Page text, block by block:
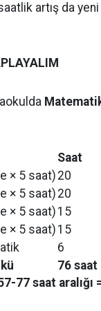
artış da
Saat
× 5 saat) 20
× 5 saat) 20
× 5 saat) 15
× 5 saat) 15
6
76 saat
77 saat aralığı